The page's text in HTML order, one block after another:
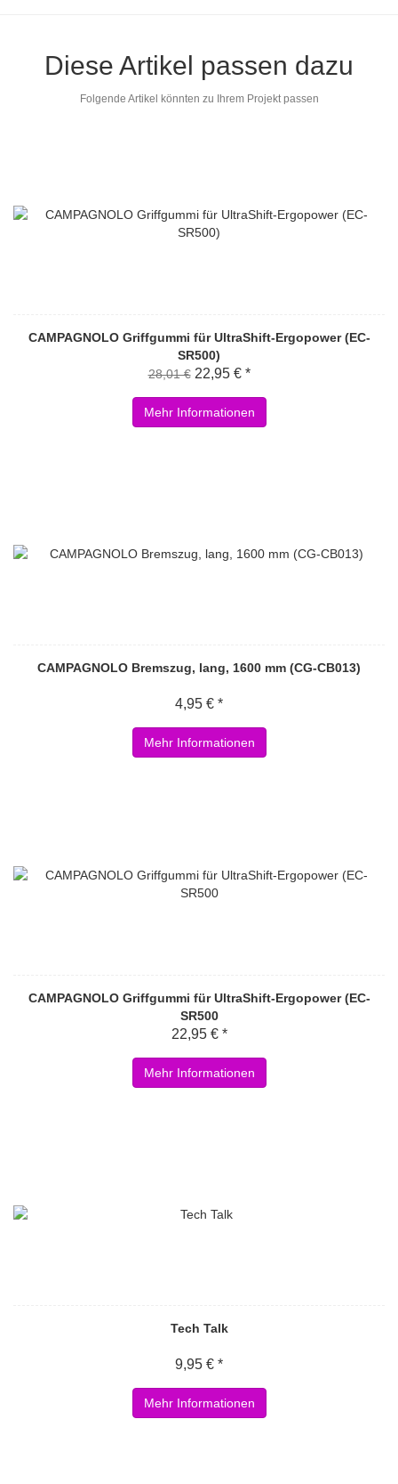
Diese Artikel passen dazu
Folgende Artikel könnten zu Ihrem Projekt passen
CAMPAGNOLO Griffgummi für UltraShift-Ergopower (EC-
SR500)
28,01 € 22,95 € *
Mehr Informationen
CAMPAGNOLO Bremszug, lang, 1600 mm (CG-CB013)
4,95 € *
Mehr Informationen
CAMPAGNOLO Griffgummi für UltraShift-Ergopower (EC-
SR500
22,95 € *
Mehr Informationen
Tech Talk
9,95 € *
Mehr Informationen